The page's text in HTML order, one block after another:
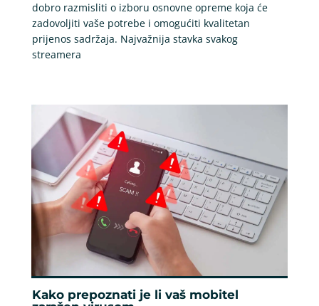
dobro razmisliti o izboru osnovne opreme koja će
zadovoljiti vaše potrebe i omogućiti kvalitetan
prijenos sadržaja. Najvažnija stavka svakog
streamera
Kako prepoznati je li vaš mobitel